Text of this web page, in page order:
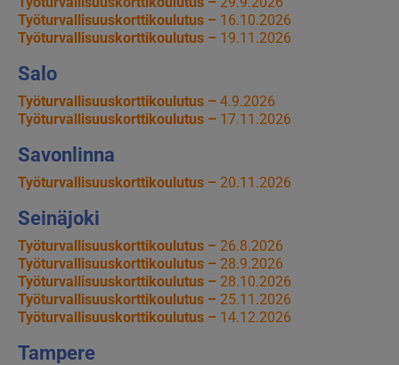
Työturvallisuuskorttikoulutus – 16.10.2026
Työturvallisuuskorttikoulutus – 19.11.2026
Salo
Työturvallisuuskorttikoulutus – 4.9.2026
Työturvallisuuskorttikoulutus – 17.11.2026
Savonlinna
Työturvallisuuskorttikoulutus – 20.11.2026
Seinäjoki
Työturvallisuuskorttikoulutus – 26.8.2026
Työturvallisuuskorttikoulutus – 28.9.2026
Työturvallisuuskorttikoulutus – 28.10.2026
Työturvallisuuskorttikoulutus – 25.11.2026
Työturvallisuuskorttikoulutus – 14.12.2026
Tampere